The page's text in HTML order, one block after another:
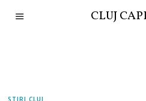
CLUJ
STIRI CLUJ